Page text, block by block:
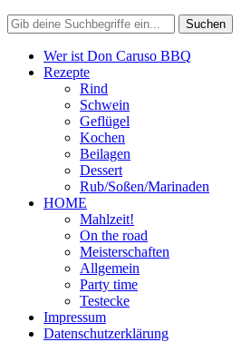
Wer ist Don Caruso BBQ
Rezepte
Rind
Schwein
Geflügel
Kochen
Beilagen
Dessert
Rub/Soßen/Marinaden
HOME
Mahlzeit!
On the road
Meisterschaften
Allgemein
Party time
Testecke
Impressum
Datenschutzerklärung